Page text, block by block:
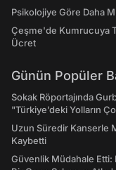
Psikolojiye Göre Daha
Çeşme'de Kumrucuya
Ücret
Günün Popüler
Sokak Röportajında
"Türkiye’deki Yolların
Uzun Süredir Kanserle
Kaybetti
Güvenlik Müdahale